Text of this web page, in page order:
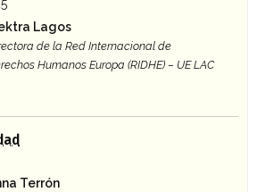
Lagos
de la Red Internacional de
Humanos Europa (RIDHE) – UE LAC
Terrón